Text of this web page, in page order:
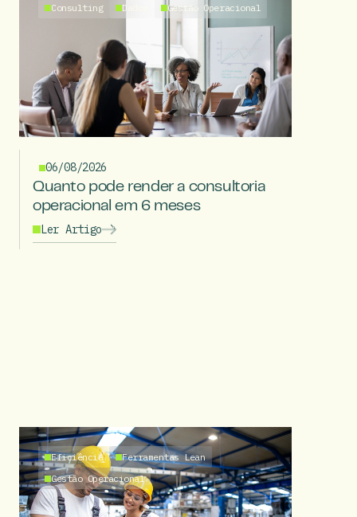
Consulting Dados Gestão Operacional
06/08/2026
Quanto pode render a consultoria
operacional em 6 meses
Ler Artigo
Eficiência
Ferramentas Lean
Gestão Operacional